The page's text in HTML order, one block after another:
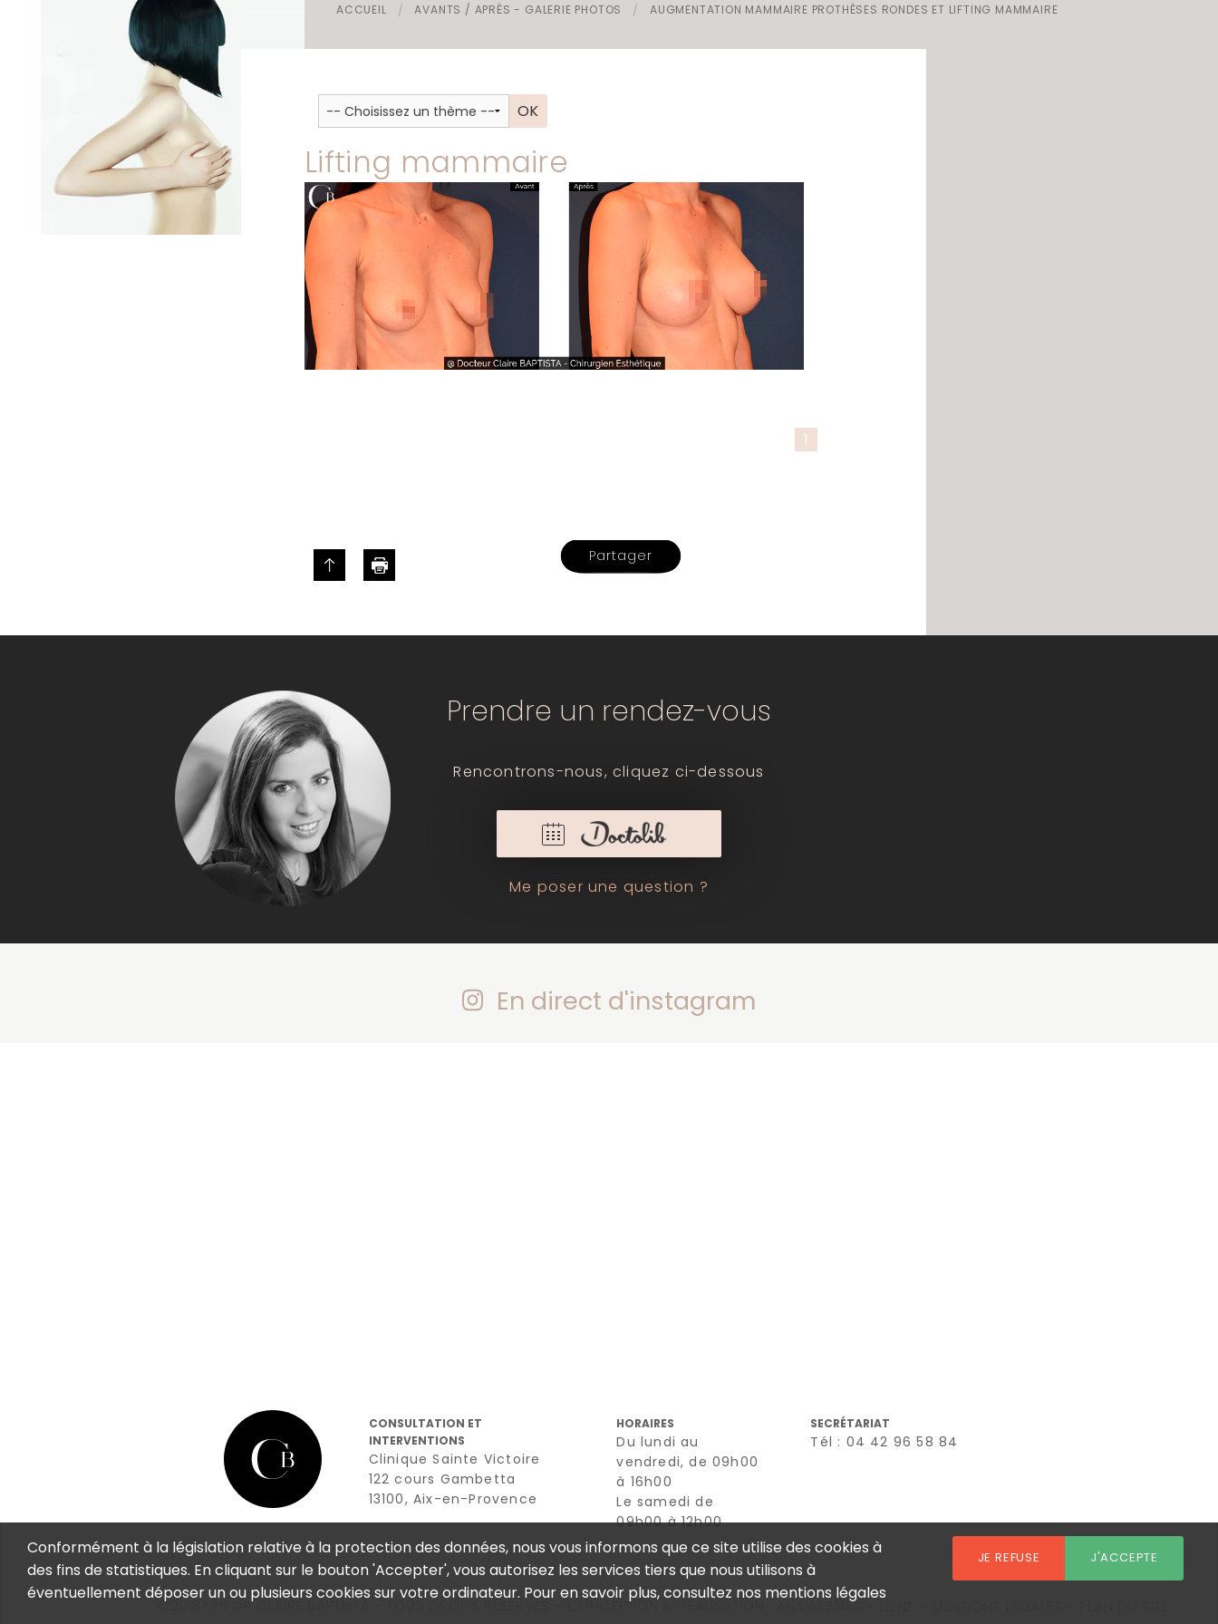
ACCUEIL AVANTS / APRÈS - GALERIE PHOTOS AUGMENTATION MAMMAIRE PROTHÈSES RONDES ET LIFTING MAMMAIRE
Lifting mammaire
1
Partager
Prendre un rendez-vous
Rencontrons-nous, cliquez ci-dessous
Me poser une question ?
En direct d'instagram
CONSULTATION ET
INTERVENTIONS
Clinique Sainte Victoire
122 cours Gambetta
13100, Aix-en-Provence
HORAIRES
Du lundi au
vendredi, de 09h00
à 16h00
Le samedi de
09h00 à 12h00
SECRÉTARIAT
Tél : 04 42 96 58 84
©2018-26 DR CLAIRE BAPTISTA - TOUS DROITS RÉSERVÉS - CONCEPTION & RÉALISATION : ANSWEBMED
Conformément à la législation relative à la protection des données, nous vous informons que ce site utilise des cookies à
des fins de statistiques. En cliquant sur le bouton 'Accepter', vous autorisez les services tiers que nous utilisons à
éventuellement déposer un ou plusieurs cookies sur votre ordinateur. Pour en savoir plus, consultez nos mentions légales
JE REFUSE J'ACCEPTE